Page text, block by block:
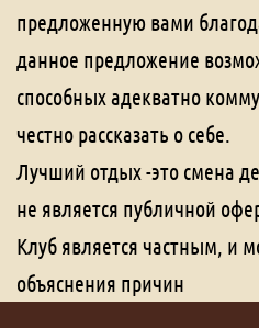
предложенную вами
данное предложение
способных адекватно
честно рассказать о себе.
Лучший отдых -это смена
не является публичной
Клуб является частным, и
объяснения причин